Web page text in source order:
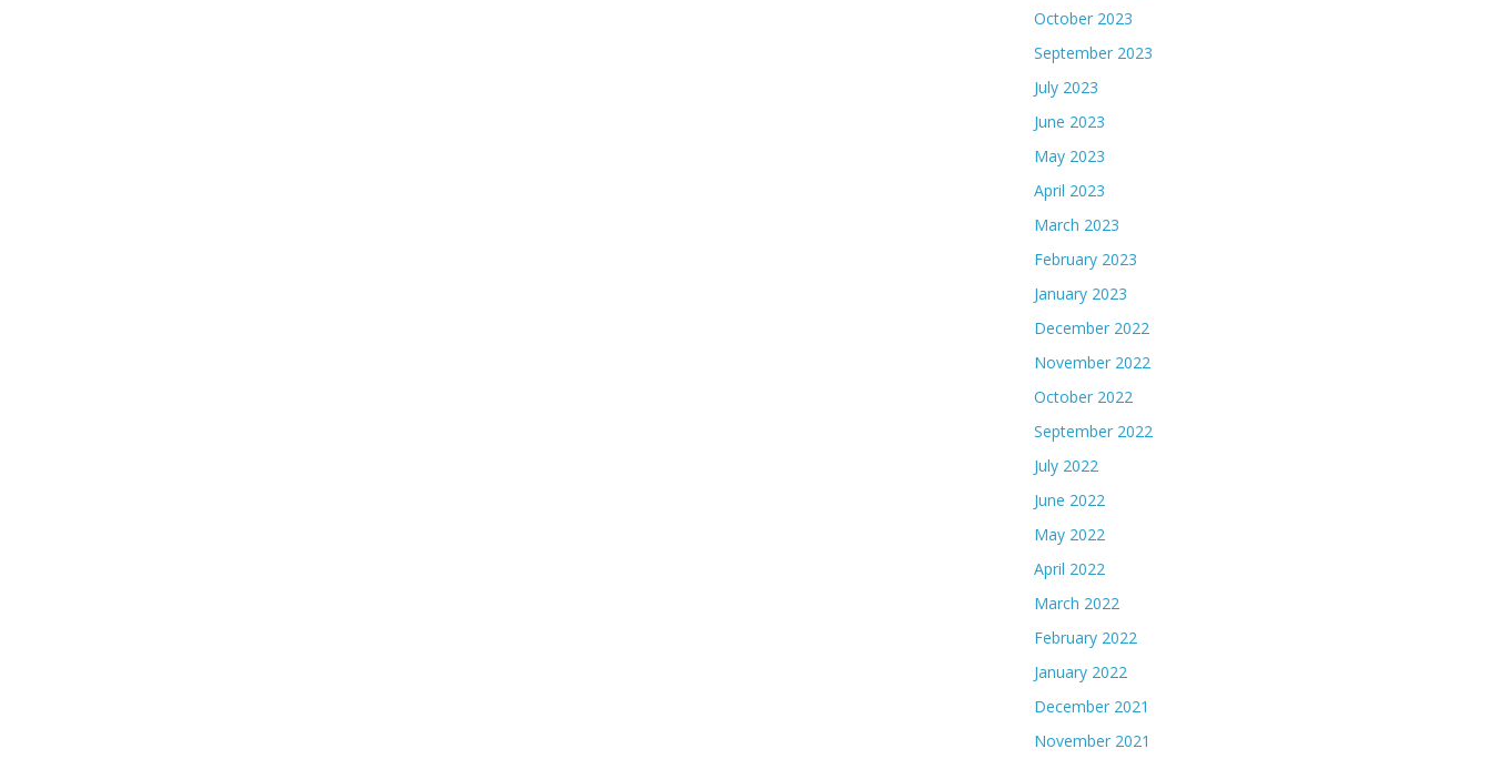
October 2023
September 2023
July 2023
June 2023
May 2023
April 2023
March 2023
February 2023
January 2023
December 2022
November 2022
October 2022
September 2022
July 2022
June 2022
May 2022
April 2022
March 2022
February 2022
January 2022
December 2021
November 2021